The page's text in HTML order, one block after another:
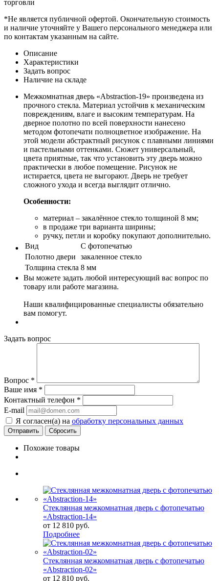
торговли
*Не является публичной офертой. Окончательную стоимость
и наличие уточняйте у Вашего персонального менеджера или
по контактам указанным на сайте.
Описание
Характеристики
Задать вопрос
Наличие на складе
Межкомнатная дверь «Abstraction-19» произведена из
прочного стекла. Материал устойчив к механическим
повреждениям, влаге и высоким температурам. На
дверное полотно по всей поверхности нанесено
методом фотопечати полноцветное изображение. На
этой модели абстрактный рисунок с плавными линиями
и пастельными оттенками. Сюжет универсальный,
цвета приятные, так что установить эту дверь можно
практически в любое помещение. Рисунок не
истирается, цвета не выгорают. Дверь не требует
сложного ухода и всегда выглядит отлично.
Особенности:
материал – закалённое стекло толщиной 8 мм;
в продаже три варианта ширины;
ручку, петли и коробку покупают дополнительно.
Вид
С фотопечатью
Полотно двери
закаленное стекло
Толщина стекла 8 мм
Вы можете задать любой интересующий вас вопрос по
товару или работе магазина.
Наши квалифицированные специалисты обязательно
вам помогут.
Задать вопрос
Вопрос *
Ваше имя *
Контактный телефон *
E-mail
Я согласен(а) на обработку персональных данных
Сбросить
Похожие товары
Стеклянная межкомнатная дверь с фотопечатью
«Abstraction-14»
от 12 810 руб.
Подробнее
Стеклянная межкомнатная дверь с фотопечатью
«Abstraction-02»
от 12 810 руб.